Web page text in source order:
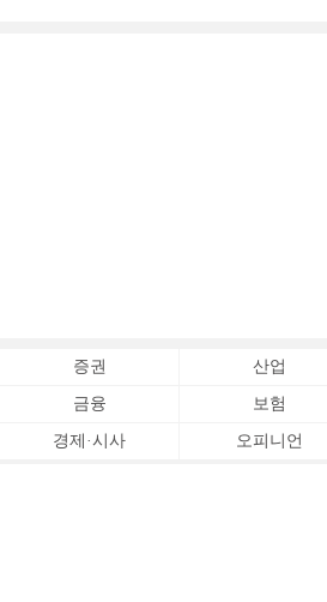
증권 산업
금융 보험
경제·시사 오피니언